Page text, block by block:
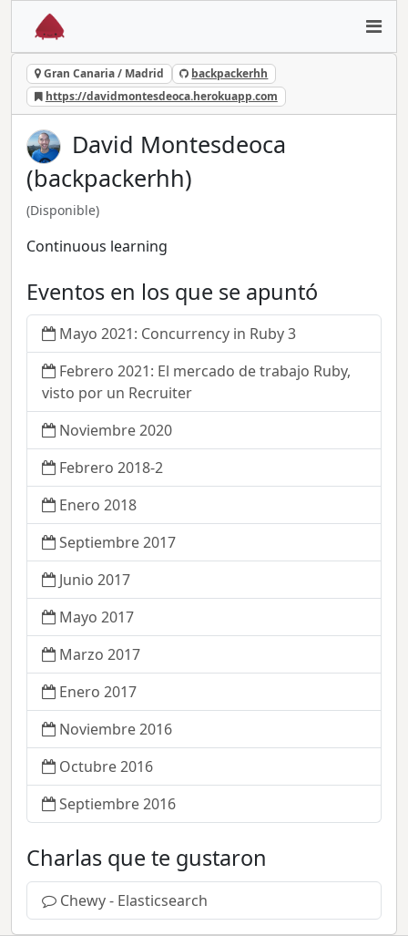
Gran Canaria / Madrid
backpackerhh
https://davidmontesdeoca.herokuapp.com
David Montesdeoca
(backpackerhh)
(Disponible)
Continuous learning
Eventos en los que se apuntó
Mayo 2021: Concurrency in Ruby 3
Febrero 2021: El mercado de trabajo Ruby,
visto por un Recruiter
Noviembre 2020
Febrero 2018-2
Enero 2018
Septiembre 2017
Junio 2017
Mayo 2017
Marzo 2017
Enero 2017
Noviembre 2016
Octubre 2016
Septiembre 2016
Charlas que te gustaron
Chewy - Elasticsearch